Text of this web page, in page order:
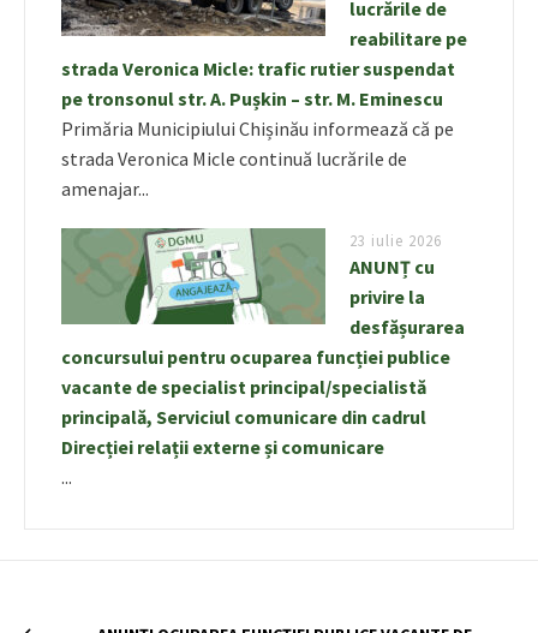
lucrările de
reabilitare pe
strada Veronica Micle: trafic rutier suspendat
pe tronsonul str. A. Pușkin – str. M. Eminescu
Primăria Municipiului Chișinău informează că pe
strada Veronica Micle continuă lucrările de
amenajar...
23 iulie 2026
ANUNȚ cu
privire la
desfășurarea
concursului pentru ocuparea funcției publice
vacante de specialist principal/specialistă
principală, Serviciul comunicare din cadrul
Direcției relații externe și comunicare
...